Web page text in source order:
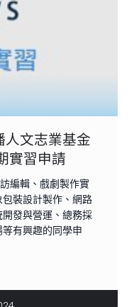
人文志業基金
實習申請
編輯、戲劇製作實
裝設計製作、網路
發與營運、總務採
有興趣的同學申